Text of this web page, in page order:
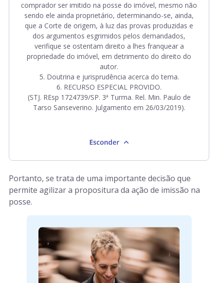
comprador ser imitido na posse do imóvel, mesmo não
sendo ele ainda proprietário, determinando-se, ainda,
que a Corte de origem, à luz das provas produzidas e
dos argumentos esgrimidos pelos demandados,
verifique se ostentam direito a lhes franquear a
propriedade do imóvel, em detrimento do direito do
autor.
5. Doutrina e jurisprudência acerca do tema.
6. RECURSO ESPECIAL PROVIDO.
(STJ. REsp 1724739/SP. 3ª Turma. Rel. Min. Paulo de
Tarso Sanseverino. Julgamento em 26/03/2019).
Portanto, se trata de uma importante decisão que
permite agilizar a propositura da ação de imissão na
posse.